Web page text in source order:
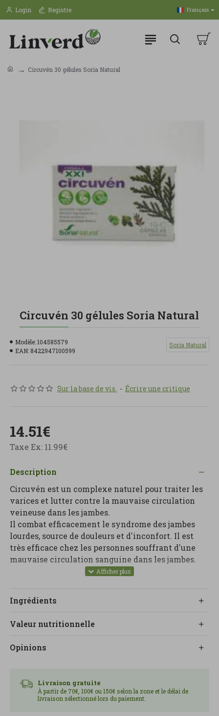
Login Registre Français
Circuvén 30 gélules Soria Natural
Circuvén 30 gélules Soria Natural
Modèle:104585579
EAN: 8422947100599
Soria Natural
Sur la base de vis. - Écrire une critique
14.51€
Taxe Ex: 11.99€
Livraison gratuite
À partir de 70€, 100€ ou 150€ selon la zone et le délai de
livraison sélectionné lors du paiement.
Description
Circuvén est un complexe naturel pour traiter les
varices et lutter contre la mauvaise circulation
veineuse dans les jambes.
Il combat efficacement le syndrome des jambes
lourdes, source de douleurs et d'inconfort. Il est
très efficace chez les personnes souffrant d'une
mauvaise circulation sanguine dans les jambes.
Il réduit les varices et prévient leur apparition.
station debout ou une marche prolongée, combat
variqueux, et réduit même les hémorroïdes
jambes pendant la ménopause et donne également
de bons résultats dans les traitements de la
Ingrédients
Valeur nutritionnelle
Opinions